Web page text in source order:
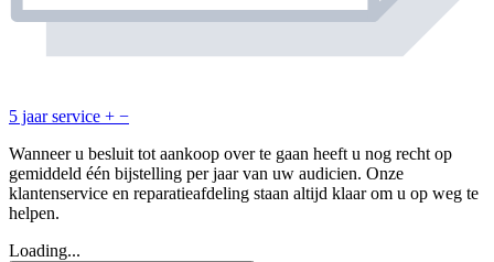
5 jaar service + −
Wanneer u besluit tot aankoop over te gaan heeft u nog recht op
gemiddeld één bijstelling per jaar van uw audicien. Onze
klantenservice en reparatieafdeling staan altijd klaar om u op weg te
helpen.
Loading...